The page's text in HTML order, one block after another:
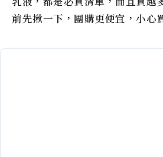
前先揪一下，團購更便宜，小心